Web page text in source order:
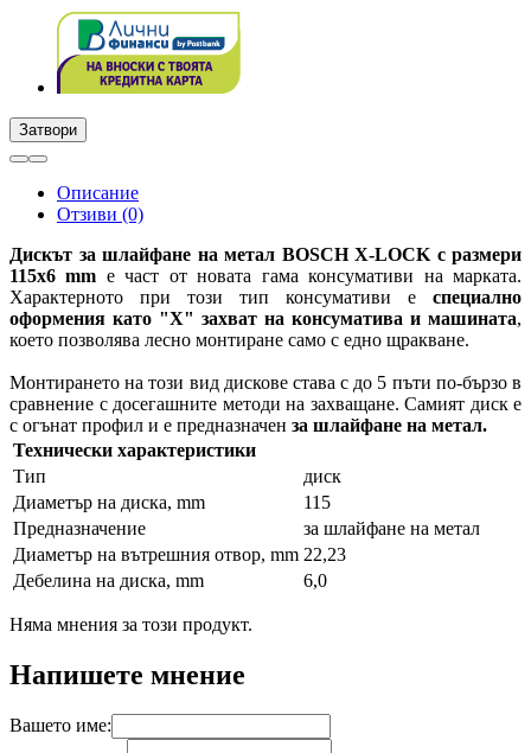
Затвори
Описание
Отзиви (0)
Дискът за шлайфане на метал BOSCH X-LOCK с размери
115x6 mm е част от новата гама консумативи на марката.
Характерното при този тип консумативи е специално
оформения като "X" захват на консуматива и машината,
което позволява лесно монтиране само с едно щракване.
Монтирането на този вид дискове става с до 5 пъти по-бързо в
сравнение с досегашните методи на захващане. Самият диск е
с огънат профил и е предназначен за шлайфане на метал.
Технически характеристики
Тип
диск
Диаметър на диска, mm
115
Предназначение
за шлайфане на метал
Диаметър на вътрешния отвор, mm 22,23
Дебелина на диска, mm
6,0
Няма мнения за този продукт.
Напишете мнение
Вашето име: